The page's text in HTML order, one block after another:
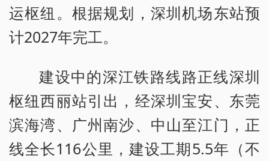
运枢纽。根据规划，深圳机场东站预
计2027年完工。
建设中的深江铁路线路正线深圳
枢纽西丽站引出，经深圳宝安、东莞
滨海湾、广州南沙、中山至江门，正
线全长116公里，建设工期5.5年（不